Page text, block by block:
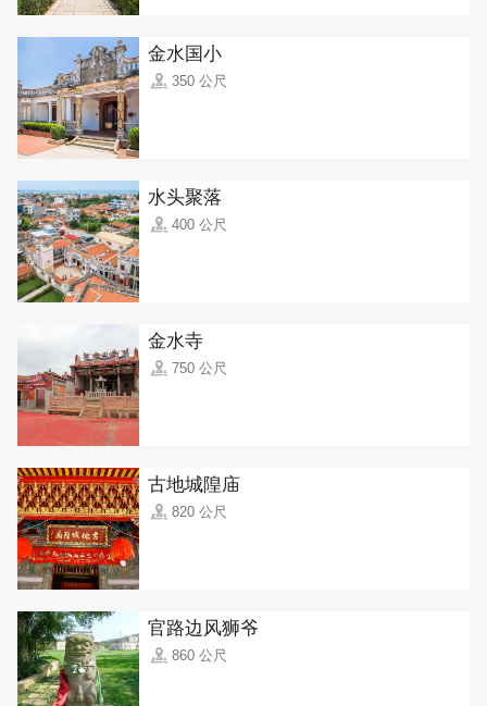
金水国小
350 公尺
水头聚落
400 公尺
金水寺
750 公尺
古地城隍庙
820 公尺
官路边风狮爷
860 公尺